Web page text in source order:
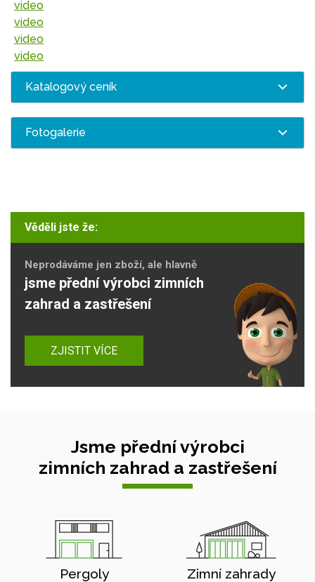
video
video
video
video
Katalogový ceník
Fotogalerie
Věděli jste že:
Neprodáváme jen zboží, ale hlavně
jsme přední výrobci zimních
zahrad a zastřešení
ZJISTIT VÍCE
Jsme přední výrobci
zimních zahrad a zastřešení
Pergoly Zimní zahrady